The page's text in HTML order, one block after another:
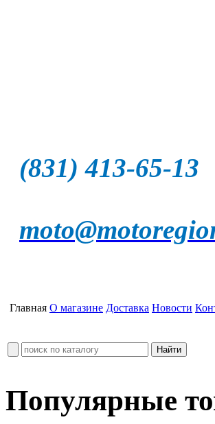
(831) 413-65-13
Главная О магазине Доставка Новости
Популярные